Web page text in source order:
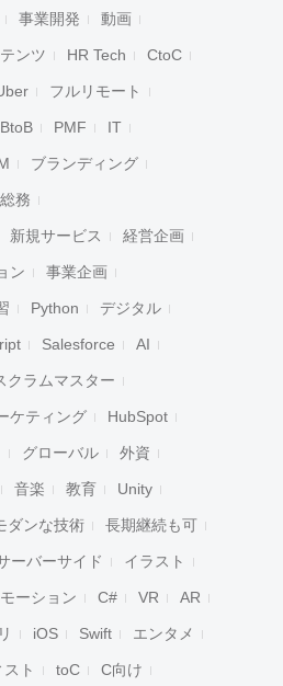
事業開発 動画
ンツ HR Tech CtoC
フルリモート
BtoB PMF IT
ブランディング
総務
新規サービス 経営企画
ン 事業企画
Python デジタル
Salesforce AI
クラムマスター
ケティング HubSpot
グローバル 外資
音楽 教育 Unity
ダンな技術 長期継続も可
ーバーサイド イラスト
ーション C# VR AR
iOS Swift エンタメ
ト toC C向け